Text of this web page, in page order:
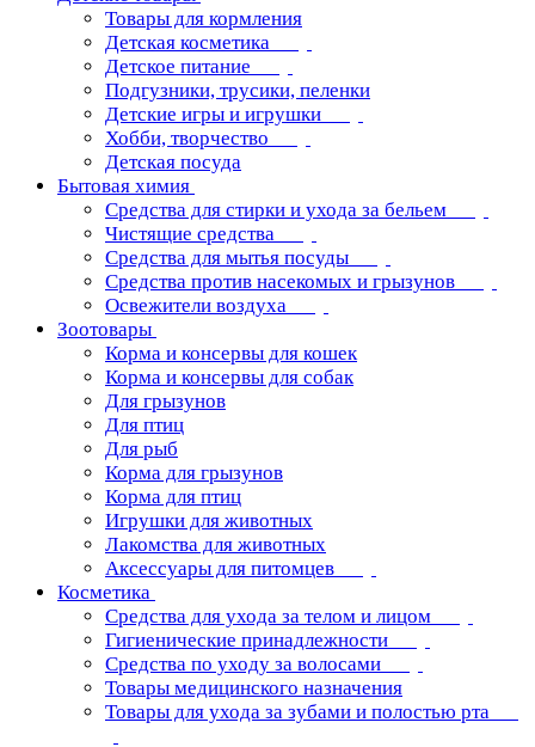
Товары для кормления
Детская косметика
Детское питание
Подгузники, трусики, пеленки
Детские игры и игрушки
Хобби, творчество
Детская посуда
Бытовая химия
Средства для стирки и ухода за бельем
Чистящие средства
Средства для мытья посуды
Средства против насекомых и грызунов
Освежители воздуха
Зоотовары
Корма и консервы для кошек
Корма и консервы для собак
Для грызунов
Для птиц
Для рыб
Корма для грызунов
Корма для птиц
Игрушки для животных
Лакомства для животных
Аксессуары для питомцев
Косметика
Средства для ухода за телом и лицом
Гигиенические принадлежности
Средства по уходу за волосами
Товары медицинского назначения
Товары для ухода за зубами и полостью рта